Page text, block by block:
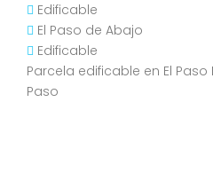
Edificable
El Paso de Abajo
Edificable
Parcela edificable en El Paso
Paso